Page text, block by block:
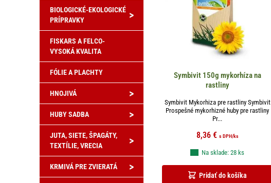
Symbivit 150g mykorhíza na
rastliny
Symbivit Mykorhiza pre rastliny Symbivit
Prospešné mykorhizné huby pre rastliny
Pr...
8,36 € s DPH/ks
Pridať do košíka
Na sklade: 28 ks
>
BIOLOGICKÉ-EKOLOGICKÉ
PRÍPRAVKY
FISKARS A FELCO-
VYSOKÁ KVALITA
FÓLIE A PLACHTY
>
HNOJIVÁ
>
HUBY SADBA
>
JUTA, SIETE, ŠPAGÁTY,
TEXTÍLIE, VRECIA
>
KRMIVÁ PRE ZVIERATÁ